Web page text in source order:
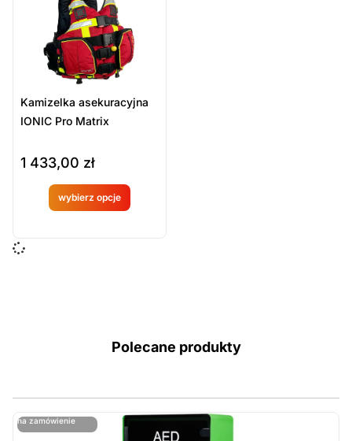
Kamizelka asekuracyjna
IONIC Pro Matrix
1 433,00 zł
wybierz opcje
Produkt
dostępny
Polecane produkty
na zamówienie
ostatnie sztuki